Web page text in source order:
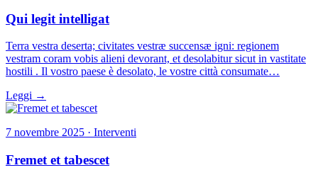
Qui legit intelligat
Terra vestra deserta; civitates vestræ succensæ igni: regionem
vestram coram vobis alieni devorant, et desolabitur sicut in vastitate
hostili . Il vostro paese è desolato, le vostre città consumate…
Leggi →
7 novembre 2025 · Interventi
Fremet et tabescet